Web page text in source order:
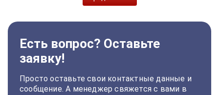
Есть вопрос? Оставьте
заявку!
Просто оставьте свои контактные данные и
сообщение. А менеджер свяжется с вами в